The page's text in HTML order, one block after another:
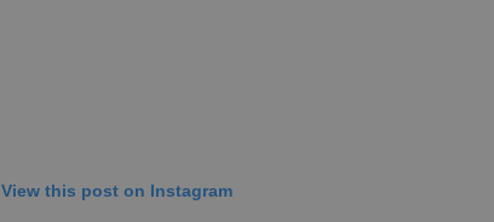
View this post on Instagram